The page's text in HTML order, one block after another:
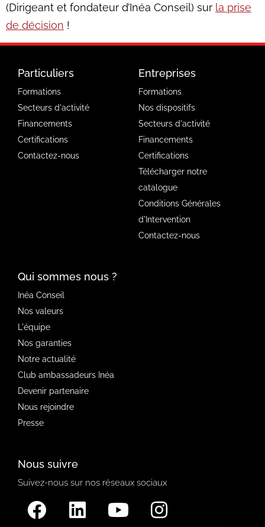
(Dirigeant et fondateur d’Inéa Conseil) sur la prise
de décision !
Particuliers
Formations
Secteurs d'activité
Financements
Certifications
Contactez-nous
Entreprises
Formations
Nos dispositifs
Secteurs d'activité
Financements
Certifications
Télécharger notre
catalogue
Conditions Générales
d'Intervention
Contactez-nous
Qui sommes nous ?
Inéa Conseil
Nos valeurs
L'équipe
Nos garanties
Notre actualité
Club ambassadeurs Inéa
Devenir partenaire
Nous rejoindre
Presse
Nous suivre
Suivez-nous sur nos réseaux sociaux